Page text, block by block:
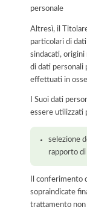
personale
Altresì, il
particolari di
sindacati,
di dati personali
effettuati in
I Suoi dati
essere utilizzati
selezione
rapporto di
Il conferimento
sopraindicate
trattamento non